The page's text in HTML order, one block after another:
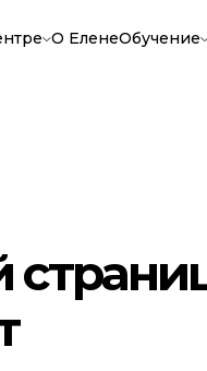
О ЕленеОбучение